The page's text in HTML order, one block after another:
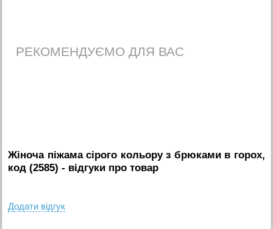
РЕКОМЕНДУЄМО ДЛЯ ВАС
Жіноча піжама сірого кольору з брюками в горох,
код (2585) - вiдгуки про товар
Додати вiдгук